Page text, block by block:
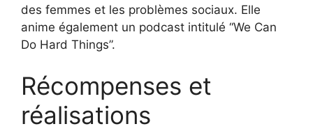
des femmes et les problèmes sociaux. Elle
anime également un podcast intitulé “We Can
Do Hard Things”.
Récompenses et
réalisations